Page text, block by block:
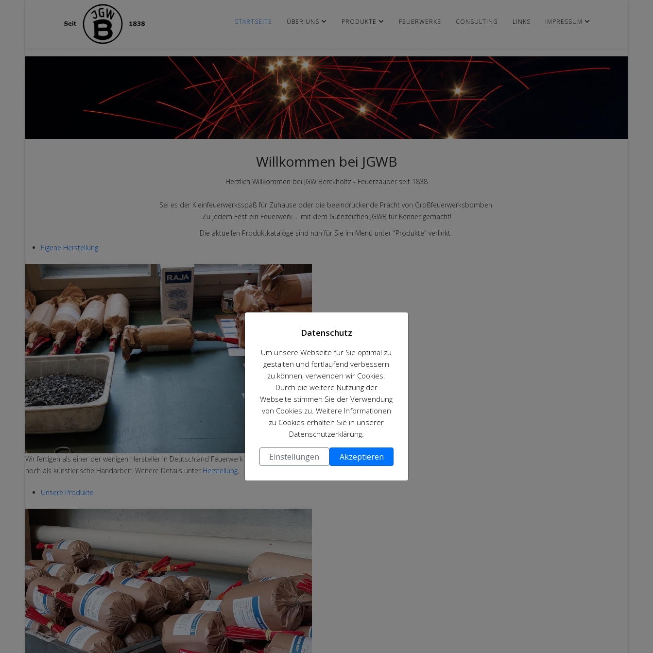
STARTSEITE ÜBER UNS PRODUKTE FEUERWERKE CONSULTING LINKS IMPRESSUM
Willkommen bei JGWB
Herzlich Willkommen bei JGW Berckholtz - Feuerzauber seit 1838
Sei es der Kleinfeuerwerksspaß für Zuhause oder die beeindruckende Pracht von Großfeuerwerksbomben.
Zu jedem Fest ein Feuerwerk ... mit dem Gütezeichen JGWB für Kenner gemacht!
Die aktuellen Produktkataloge sind nun für Sie im Menü unter "Produkte" verlinkt.
Eigene Herstellung
Wir fertigen als einer der wenigen Hersteller in Deutschland Feuerwerk der Kategorien F2-F4
noch als künstlerische Handarbeit. Weitere Details unter Herstellung.
Unsere Produkte
Datenschutz
Um unsere Webseite für Sie optimal zu
gestalten und fortlaufend verbessern
zu können, verwenden wir Cookies.
Durch die weitere Nutzung der
Webseite stimmen Sie der Verwendung
von Cookies zu. Weitere Informationen
zu Cookies erhalten Sie in unserer
Datenschutzerklärung.
Einstellungen Akzeptieren